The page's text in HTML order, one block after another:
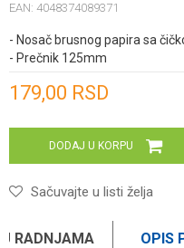
EAN: 4048374089371
- Nosač brusnog papira sa
- Prečnik 125mm
179,00 RSD
DODAJ U KORPU
Sačuvajte u listi želja
RADNJAMA OPIS